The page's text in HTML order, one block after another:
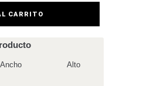
CARRITO
Ancho Alto